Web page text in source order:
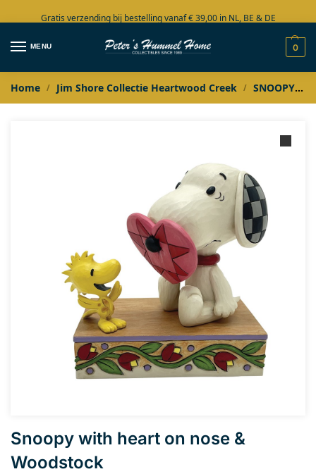
Gratis verzending bij bestelling vanaf € 39,00 in NL, BE & DE
Grote collectie in voorraad
MENU 0
Home / Jim Shore Collectie Heartwood Creek / SNOOPY
Snoopy with heart on nose &
Woodstock